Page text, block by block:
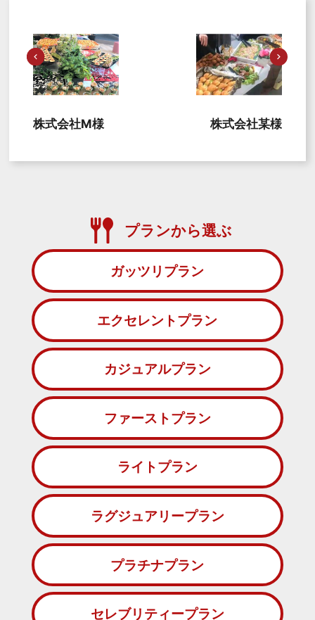
株式会社M様 株式会社某様
プランから選ぶ
ガッツリプラン
エクセレントプラン
カジュアルプラン
ファーストプラン
ライトプラン
ラグジュアリープラン
プラチナプラン
セレブリティープラン